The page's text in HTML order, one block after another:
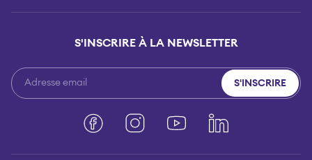
S'INSCRIRE À LA NEWSLETTER
S'INSCRIRE
FacebookInstagramYouTubeLinkedIn